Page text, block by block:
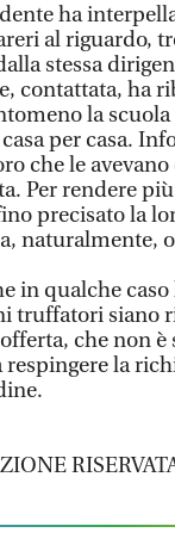
ha
al riguardo,
stessa
contattata, ha
la
per casa.
che le
Per rendere
precisato la
naturalmente,
in qualche caso
truffatori siano
che non
respingere la